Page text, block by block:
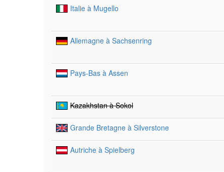
Italie à Mugello
Allemagne à Sachsenring
Pays-Bas à Assen
Kazakhstan à Sokol
Grande Bretagne à Silverstone
Autriche à Spielberg